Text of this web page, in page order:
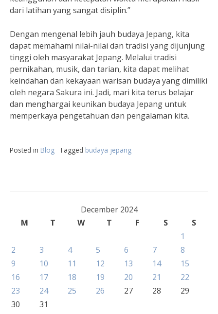
dari latihan yang sangat disiplin.”
Dengan mengenal lebih jauh budaya Jepang, kita
dapat memahami nilai-nilai dan tradisi yang dijunjung
tinggi oleh masyarakat Jepang. Melalui tradisi
pernikahan, musik, dan tarian, kita dapat melihat
keindahan dan kekayaan warisan budaya yang dimiliki
oleh negara Sakura ini. Jadi, mari kita terus belajar
dan menghargai keunikan budaya Jepang untuk
memperkaya pengetahuan dan pengalaman kita.
Posted in Blog Tagged budaya jepang
December 2024
M
T W T F S
S
1
2
3 4 5 6 7
8
9
10 11 12 13 14
15
16
17 18 19 20 21
22
23
24 25 26 27 28
29
30
31